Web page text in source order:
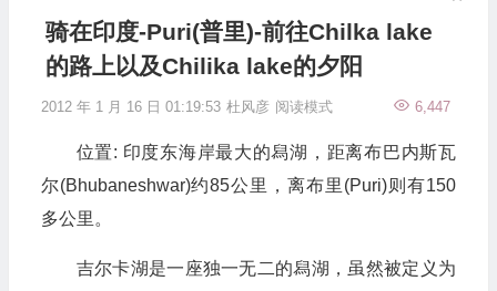
骑在印度-Puri(普里)-前往Chilka lake
的路上以及Chilika lake的夕阳
2012 年 1 月 16 日 01:19:53 杜风彦 6,447
阅读模式
位置: 印度东海岸最大的舄湖，距离布巴内斯瓦
尔(Bhubaneshwar)约85公里，离布里(Puri)则有150
多公里。
吉尔卡湖是一座独一无二的舄湖，虽然被定义为